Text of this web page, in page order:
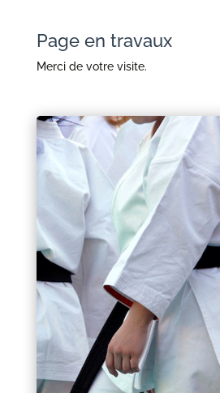
Page en travaux
Merci de votre visite.